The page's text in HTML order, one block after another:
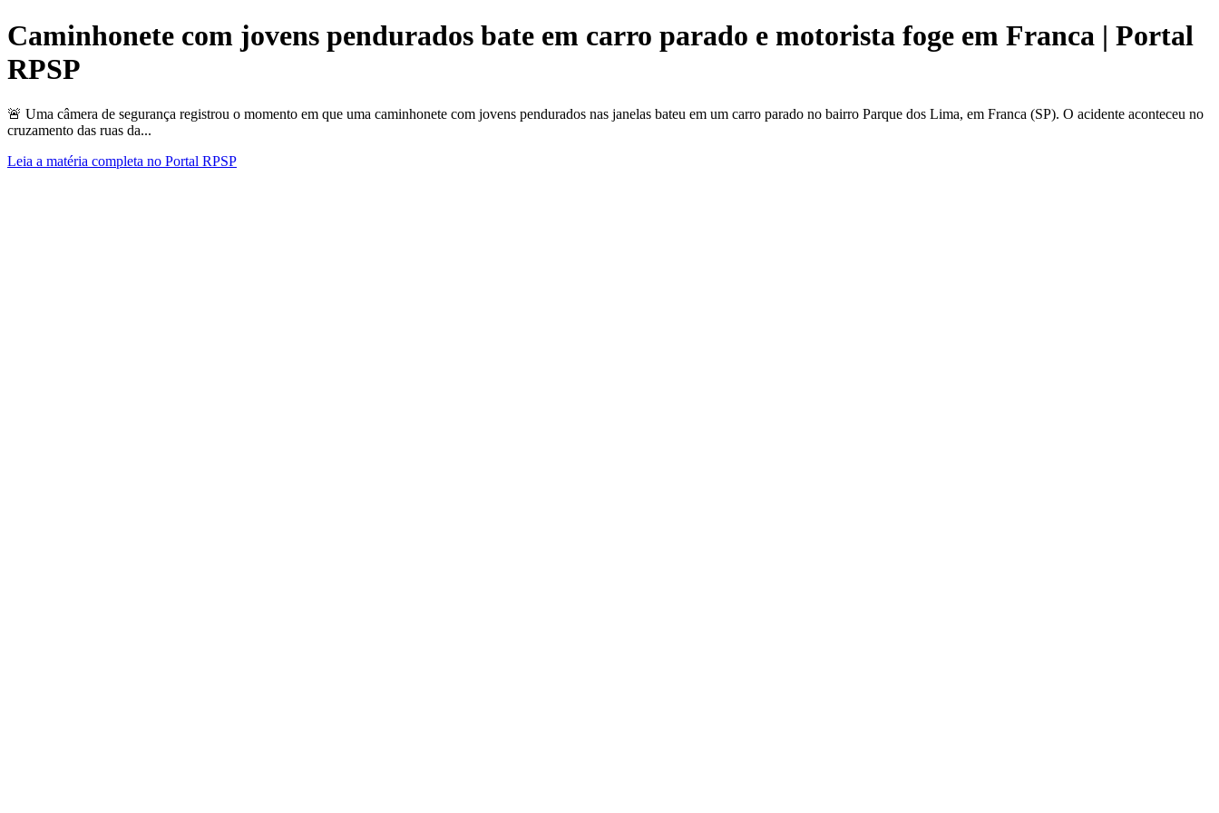
Caminhonete com jovens pendurados bate em carro parado e motorista foge em Franca | Portal
RPSP
🚨 Uma câmera de segurança registrou o momento em que uma caminhonete com jovens pendurados nas janelas bateu em um carro parado no bairro Parque dos Lima, em Franca (SP). O acidente aconteceu no
cruzamento das ruas da...
Leia a matéria completa no Portal RPSP